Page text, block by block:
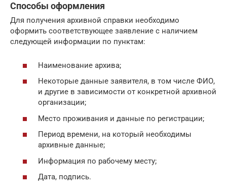
Способы оформления
Для получения архивной справки необходимо
оформить соответствующее заявление с наличием
следующей информации по пунктам:
Наименование архива;
Некоторые данные заявителя, в том числе ФИО,
и другие в зависимости от конкретной архивной
организации;
Место проживания и данные по регистрации;
Период времени, на который необходимы
архивные данные;
Информация по рабочему месту;
Дата, подпись.